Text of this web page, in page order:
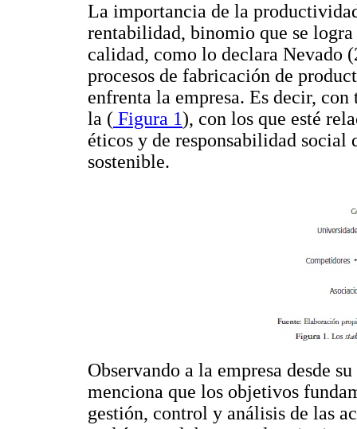
La importancia de la
rentabilidad, binomio que se
calidad, como lo declara Nevado
procesos de fabricación de
enfrenta la empresa. Es decir,
la ( Figura 1), con los que esté
éticos y de responsabilidad social
sostenible.
Observando a la empresa desde
menciona que los objetivos
gestión, control y análisis de las